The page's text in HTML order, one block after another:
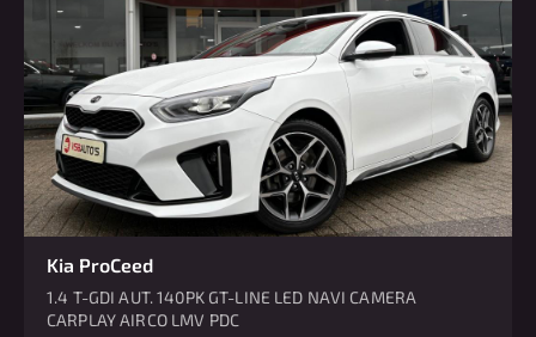
Kia ProCeed
1.4 T-GDI AUT. 140PK GT-LINE LED NAVI CAMERA
CARPLAY AIRCO LMV PDC